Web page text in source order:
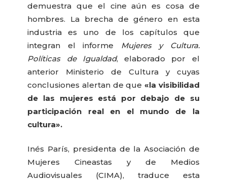
demuestra que el cine aún es cosa de
hombres. La brecha de género en esta
industria es uno de los capítulos que
integran el informe
Mujeres y Cultura.
Políticas de Igualdad, elaborado por el
anterior Ministerio de Cultura y cuyas
conclusiones alertan de que «la visibilidad
de las mujeres está por debajo de su
participación real en el mundo de la
cultura».
Inés París, presidenta de la Asociación de
Mujeres Cineastas y de Medios
Audiovisuales (CIMA), traduce esta